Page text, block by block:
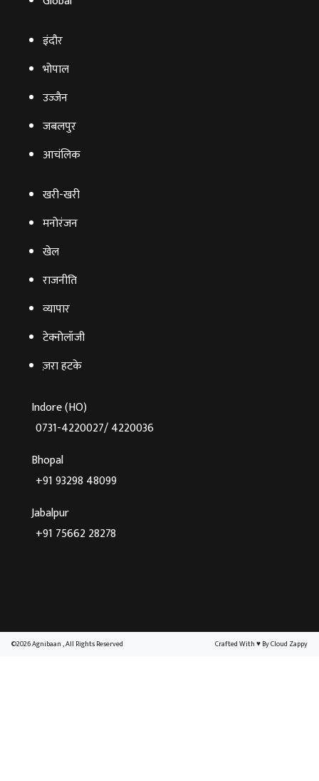
इंदौर
भोपाल
उज्‍जैन
जबलपुर
आचंलिक
खरी-खरी
मनोरंजन
खेल
राजनीति
व्‍यापार
टेक्‍नोलॉजी
ज़रा हटके
Indore (HO)
0731-4220027/ 4220036
Bhopal
+91 93298 48099
Jabalpur
+91 75662 28278
©2026 Agnibaan , All Rights Reserved Crafted With♥By Cloud Zappy